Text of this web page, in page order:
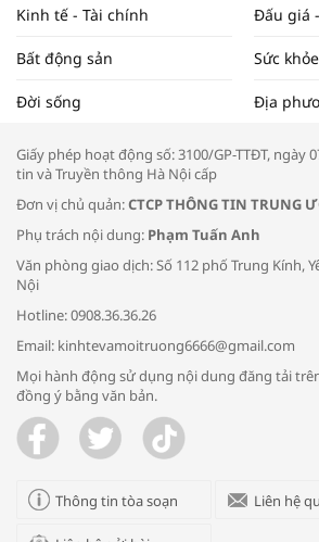
Tọa đàm “Xúc
Bác sĩ tư vấn cách
đường hô hấp
Trao yêu thương
Kinh tế - Tài chính Đấu giá
Bất động sản Sức
Đời sống Địa
Giấy phép hoạt động số: 3100/GP-TTĐT, ngày
tin và Truyền thông Hà Nội cấp
Đơn vị chủ quản:CTCP THÔNG TIN TRUNG
Phụ trách nội dung: Phạm Tuấn Anh
Văn phòng giao dịch: Số 112 phố Trung Kính,
Nội
Hotline: 0908.36.36.26
Email: kinhtevamoitruong6666@gmail.com
Mọi hành động sử dụng nội dung đăng tải
đồng ý bằng văn bản.
Thông tin tòa soạn Liên hệ